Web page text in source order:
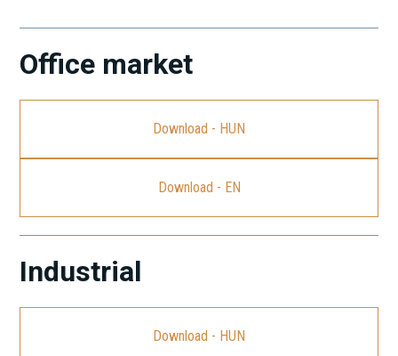
Office market
Download - HUN
Download - EN
Industrial
Download - HUN